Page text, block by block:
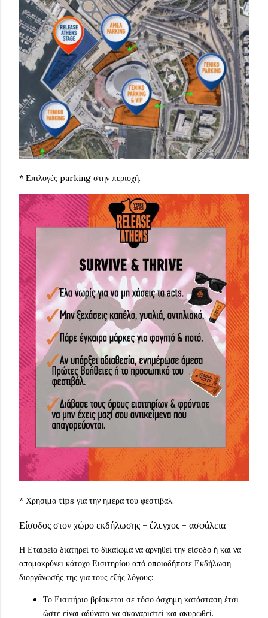
* Επιλογές parking στην περιοχή.
* Χρήσιμα tips για την ημέρα του φεστιβάλ.
Είσοδος στον χώρο εκδήλωσης - έλεγχος - ασφάλεια
Η Εταιρεία διατηρεί το δικαίωμα να αρνηθεί την είσοδο ή και να
απομακρύνει κάτοχο Εισιτηρίου από οποιαδήποτε Εκδήλωση
διοργάνωσής της για τους εξής λόγους:
Το Εισιτήριο βρίσκεται σε τόσο άσχημη κατάσταση έτσι
ώστε είναι αδύνατο να σκαναριστεί και ακυρωθεί.